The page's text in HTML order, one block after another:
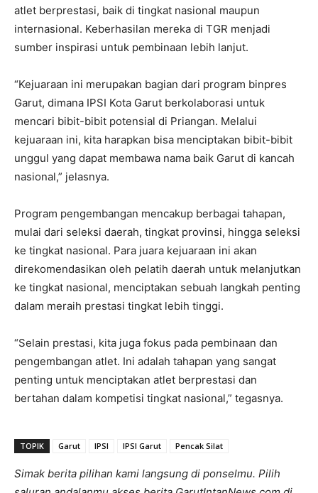
atlet berprestasi, baik di tingkat nasional maupun
internasional. Keberhasilan mereka di TGR menjadi
sumber inspirasi untuk pembinaan lebih lanjut.
“Kejuaraan ini merupakan bagian dari program binpres
Garut, dimana IPSI Kota Garut berkolaborasi untuk
mencari bibit-bibit potensial di Priangan. Melalui
kejuaraan ini, kita harapkan bisa menciptakan bibit-bibit
unggul yang dapat membawa nama baik Garut di kancah
nasional,” jelasnya.
Program pengembangan mencakup berbagai tahapan,
mulai dari seleksi daerah, tingkat provinsi, hingga seleksi
ke tingkat nasional. Para juara kejuaraan ini akan
direkomendasikan oleh pelatih daerah untuk melanjutkan
ke tingkat nasional, menciptakan sebuah langkah penting
dalam meraih prestasi tingkat lebih tinggi.
“Selain prestasi, kita juga fokus pada pembinaan dan
pengembangan atlet. Ini adalah tahapan yang sangat
penting untuk menciptakan atlet berprestasi dan
bertahan dalam kompetisi tingkat nasional,” tegasnya.
TOPIK Garut IPSI IPSI Garut Pencak Silat
Simak berita pilihan kami langsung di ponselmu. Pilih